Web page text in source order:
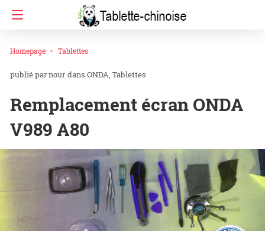
Homepage Tablettes
nour dans ONDA Tablettes
Remplacement écran ONDA
V989 A80